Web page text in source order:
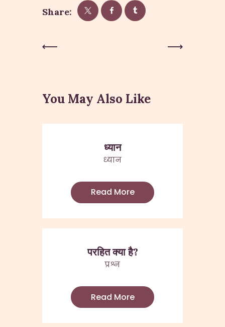
Share:
Post
You May Also Like
ध्यान
ध्यान
Read More
परहित क्या है?
प्रश्न
Read More